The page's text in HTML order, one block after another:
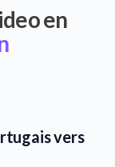
en
vers